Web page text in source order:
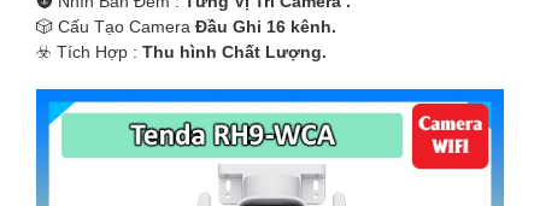
🎲 Cấu Tạo Camera Đầu Ghi 16 kênh.
️☣️ Tích Hợp : Thu hình Chất Lượng.